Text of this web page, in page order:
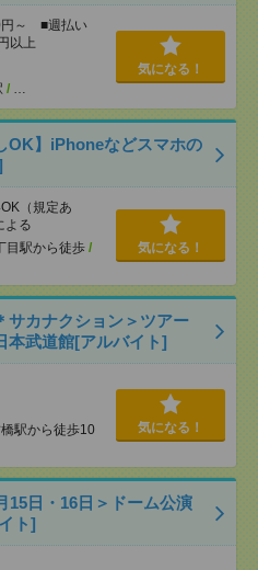
円～ ■週払い
以上
/ …
気になる！
OK】iPhoneなどスマホの
（規定あ
る
目駅から徒歩 /
気になる！
サカナクション＞ツアー
本武道館[アルバイト]
駅から徒歩10
気になる！
15日・16日＞ドーム公演
ト]